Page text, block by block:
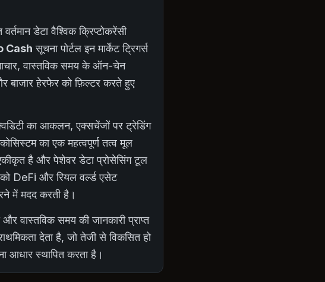
डेटा वैश्विक क्रिप्टोकरेंसी
Cash सूचना पोर्टल इन मार्केट ट्रिगर्स
वास्तविक समय के ऑन-चेन
बाजार हेरफेर को फ़िल्टर करते हुए
का आकलन, एक्सचेंजों पर ट्रेडिंग
का एक महत्वपूर्ण तत्व मूल
है और पेशेवर डेटा प्रोसेसिंग टूल
DeFi और रियल वर्ल्ड एसेट
में मदद करती है।
वास्तविक समय की जानकारी प्राप्त
देता है, जो तेजी से विकसित हो
आधार स्थापित करता है।